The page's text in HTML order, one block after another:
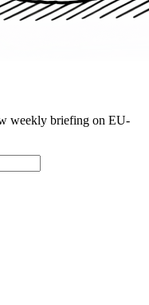
weekly briefing on EU-